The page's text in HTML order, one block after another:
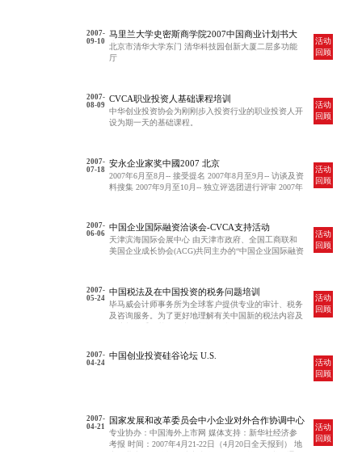
2007-
09-10
活动
回顾
马里兰大学史密斯商学院2007中国商业计划书大
赛 北京
北京市清华大学东门 清华科技园创新大厦二层多功能
厅
2007-
08-09
活动
回顾
CVCA职业投资人基础课程培训
中华创业投资协会为刚刚步入投资行业的职业投资人开
设为期一天的基础课程。
2007-
07-18
活动
回顾
安永企业家奖中國2007 北京
2007年6月至8月-- 接受提名 2007年8月至9月-- 访谈及资
料搜集 2007年9月至10月-- 独立评选团进行评审 2007年
2007-
06-06
活动
回顾
中国企业国际融资洽谈会-CVCA支持活动
天津滨海国际会展中心 由天津市政府、全国工商联和
美国企业成长协会(ACG)共同主办的“中国企业国际融资
会费用（普通参会费: RMB 5800/人）。请参考下面的
联系方式，直接联系主办方咨询报名等相关事宜。
2007-
05-24
活动
回顾
中国税法及在中国投资的税务问题培训
毕马威会计师事务所为全球客户提供专业的审计、税务
及咨询服务。为了更好地理解有关中国新的税法内容及
2007-
04-24
活动
回顾
中国创业投资硅谷论坛 U.S.
2007-
04-21
活动
回顾
国家发展和改革委员会中小企业对外合作协调中心
－中国民营企业融资、并购与上市交流推介会 北
京
专业协办：中国海外上市网 媒体支持：新华社经济参
考报 时间：2007年4月21-22日（4月20日全天报到） 地